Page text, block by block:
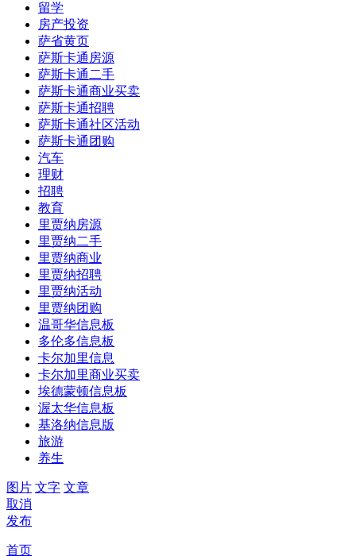
留学
房产投资
萨省黄页
萨斯卡通房源
萨斯卡通二手
萨斯卡通商业买卖
萨斯卡通招聘
萨斯卡通社区活动
萨斯卡通团购
汽车
理财
招聘
教育
里贾纳房源
里贾纳二手
里贾纳商业
里贾纳招聘
里贾纳活动
里贾纳团购
温哥华信息板
多伦多信息板
卡尔加里信息
卡尔加里商业买卖
埃德蒙顿信息板
渥太华信息板
基洛纳信息版
旅游
养生
图片 文字 文章
取消
发布
首页